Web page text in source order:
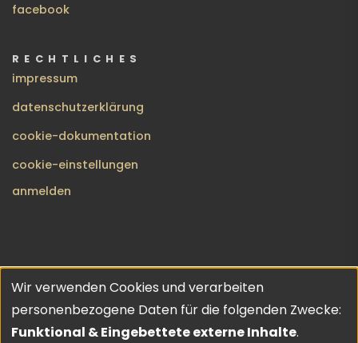
facebook
RECHTLICHES
impressum
datenschutzerklärung
cookie-dokumentation
cookie-einstellungen
BENUTZERMENÜ
anmelden
no gods · no masters | copyleft 2026 | theme inspired by
URO💔
Verwendung
Wir verwenden Cookies und verarbeiten
personenbezogene Daten für die folgenden Zwecke:
Funktional & Eingebettete externe Inhalte.